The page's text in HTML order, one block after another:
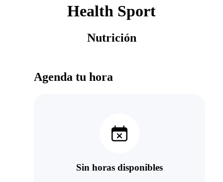
Health Sport
Nutrición
Agenda tu hora
Sin horas disponibles